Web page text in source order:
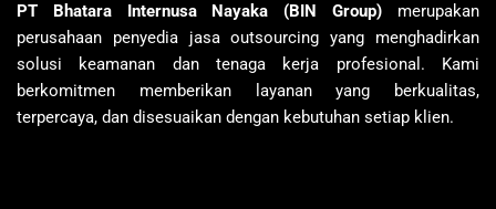
PT Bhatara Internusa Nayaka (BIN Group) merupakan
perusahaan penyedia jasa outsourcing yang menghadirkan
solusi keamanan dan tenaga kerja profesional. Kami
berkomitmen memberikan layanan yang berkualitas,
terpercaya, dan disesuaikan dengan kebutuhan setiap klien.